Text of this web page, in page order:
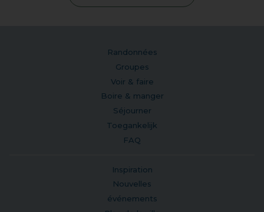
Randonnées
Groupes
Voir & faire
Boire & manger
Séjourner
Toegankelijk
FAQ
Inspiration
Nouvelles
événements